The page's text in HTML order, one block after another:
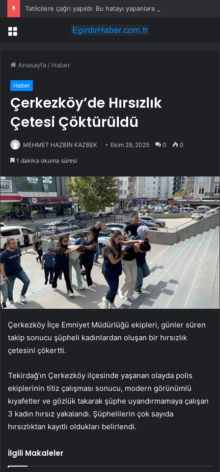
Tatilcilere çağrı yapıldı: Bu hatayı yapanlara ceza yağıyor
Menü
Anasayfa / Haber
Haber
Çerkezköy’de Hırsızlık
Çetesi Çöktürüldü
MEHMET HAZBİN KAZBEK Ekim 29, 2025 0 0
1 dakika okuma süresi
Çerkezköy İlçe Emniyet Müdürlüğü ekipleri, günler süren
takip sonucu şüpheli kadınlardan oluşan bir hırsızlık
çetesini çökertti.
Tekirdağ’ın Çerkezköy ilçesinde yaşanan olayda polis
ekiplerinin titiz çalışması sonucu, modern görünümlü
kıyafetler ve gözlük takarak şüphe uyandırmamaya çalışan
3 kadın hırsız yakalandı. Şüphelilerin çok sayıda
hırsızlıktan kayıtlı oldukları belirlendi.
İlgili Makaleler